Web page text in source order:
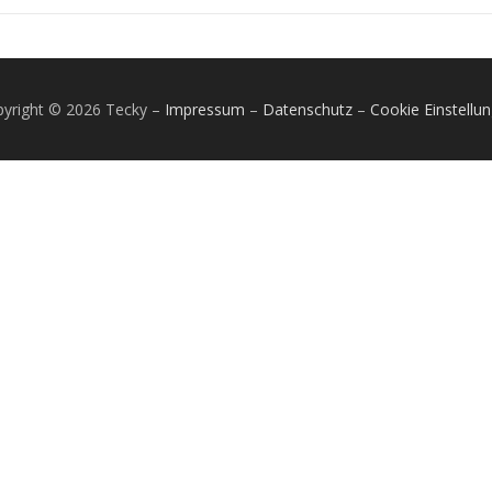
© 2026 Tecky – Impressum – Datenschutz – Cookie